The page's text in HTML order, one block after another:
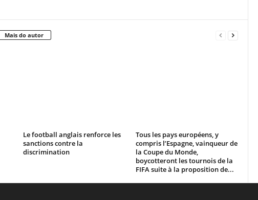
Mais do autor
Le football anglais renforce les
sanctions contre la
discrimination
Tous les pays européens, y
compris l’Espagne, vainqueur de
la Coupe du Monde,
boycotteront les tournois de la
FIFA suite à la proposition de...